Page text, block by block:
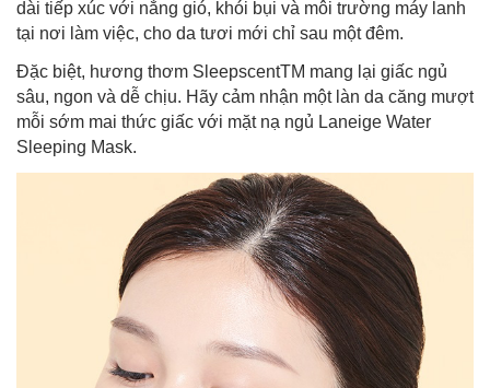
dài tiếp xúc với nắng gió, khói bụi và môi trường máy lanh
tại nơi làm việc, cho da tươi mới chỉ sau một đêm.
Đặc biệt, hương thơm SleepscentTM mang lại giấc ngủ
sâu, ngon và dễ chịu. Hãy cảm nhận một làn da căng mượt
mỗi sớm mai thức giấc với mặt nạ ngủ Laneige Water
Sleeping Mask.